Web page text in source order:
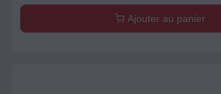
Ajouter au panier